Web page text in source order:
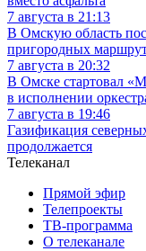
7 августа в 21:13
В Омскую область
пригородных
7 августа в 20:32
В Омске стартовал
в исполнении
7 августа в 19:46
Газификация
продолжается
Телеканал
Прямой эфир
Телепроекты
ТВ-программа
О телеканале